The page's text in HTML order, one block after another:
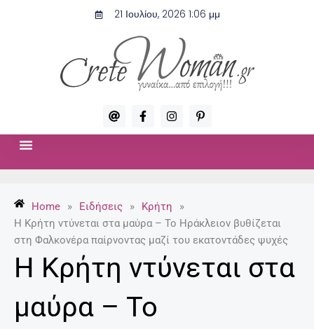
21 Ιουλίου, 2026 1:06 μμ
A
t
F
a
c
-
f
I
n
s
P
i
n
p
Home » Ειδήσεις » Κρήτη
»
H Kρήτη ντύνεται στα μαύρα – Το Ηράκλειον βυθίζεται
στη Φαλκονέρα παίρνοντας μαζί του εκατοντάδες ψυχές
H Kρήτη ντύνεται στα
μαύρα – Το